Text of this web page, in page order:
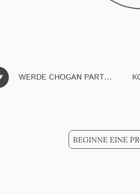
WERDE CHOGAN PARTNER
BEGINNE EINE